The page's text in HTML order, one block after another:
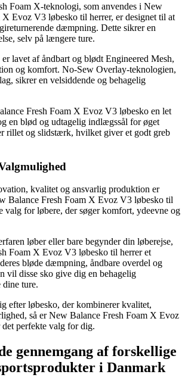
Foam X-teknologi, som anvendes i New
X Evoz V3 løbesko til herrer, er designet til at
dæmpning. Dette sikrer en
selv på længere ture.
lavet af åndbart og blødt Engineered Mesh,
og komfort. No-Sew Overlay-teknologien,
sikrer en velsiddende og behagelig
Fresh Foam X Evoz V3 løbesko en let
en blød og udtagelig indlægssål for øget
rillet og slidstærk, hvilket giver et godt greb
kvalitet og ansvarlig produktion er
Balance Fresh Foam X Evoz V3 løbesko til
valg for løbere, der søger komfort, ydeevne og
løber eller bare begynder din løberejse,
Foam X Evoz V3 løbesko til herrer et
bløde dæmpning, åndbare overdel og
vil disse sko give dig en behagelig
dine ture.
efter løbesko, der kombinerer kvalitet,
så er New Balance Fresh Foam X Evoz
perfekte valg for dig.
gennemgang af forskellige
i Danmark